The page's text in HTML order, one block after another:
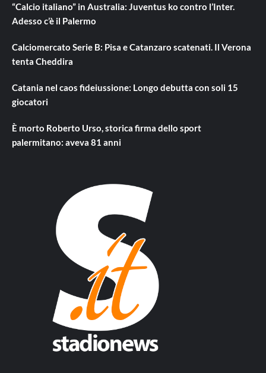
“Calcio italiano” in Australia: Juventus ko contro l’Inter.
Adesso c’è il Palermo
Calciomercato Serie B: Pisa e Catanzaro scatenati. Il Verona
tenta Cheddira
Catania nel caos fideiussione: Longo debutta con soli 15
giocatori
È morto Roberto Urso, storica firma dello sport
palermitano: aveva 81 anni